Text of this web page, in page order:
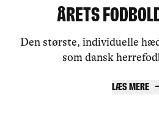
Årets
Den største, individuelle
som dansk
Læs mere